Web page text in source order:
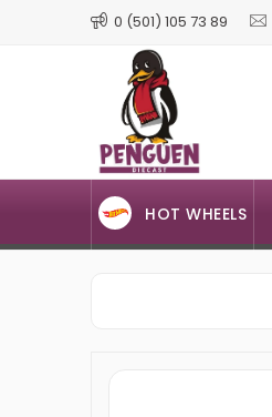
0 (501) 105 73 89
HOT WHEELS